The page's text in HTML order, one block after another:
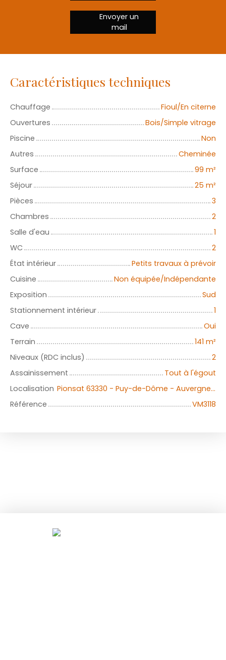
Envoyer un
mail
Caractéristiques techniques
Chauffage
Fioul/En citerne
Ouvertures
Bois/Simple vitrage
Piscine
Non
Autres
Cheminée
Surface
99 m²
Séjour
25 m²
Pièces
3
Chambres
2
Salle d'eau
1
WC
2
État intérieur
Petits travaux à prévoir
Cuisine
Non équipée/Indépendante
Exposition
Sud
Stationnement intérieur
1
Cave
Oui
Terrain
141 m²
Niveaux (RDC inclus)
2
Assainissement
Tout à l'égout
Localisation
Pionsat 63330 - Puy-de-Dôme - Auvergne-Rhône-Alpes
Référence
VM3118